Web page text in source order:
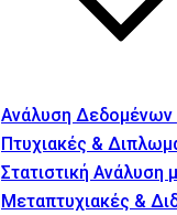
Ανάλυση Δεδομένων
Πτυχιακές &
Στατιστική Ανάλυση
Μεταπτυχιακές &